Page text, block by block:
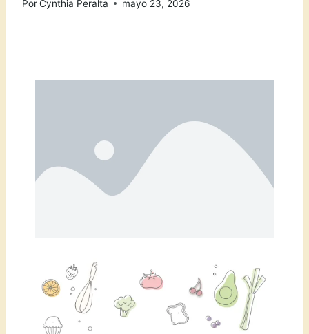
PorCynthia Peralta mayo 23, 2026